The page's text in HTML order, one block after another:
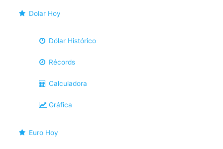
Dolar Hoy
Dólar Histórico
Récords
Calculadora
Gráfica
Euro Hoy